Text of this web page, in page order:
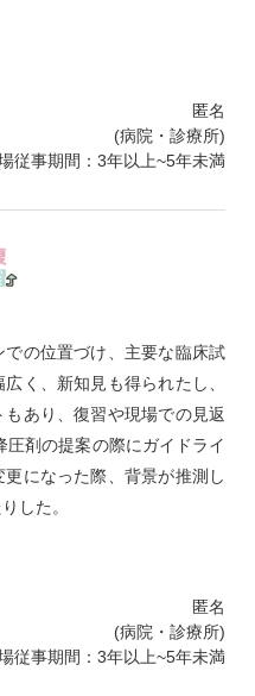
匿名
(病院・診療所)
従事期間：3年以上~5年未満
の位置づけ、主要な臨床試
く、新知見も得られたし、
あり、復習や現場での見返
圧剤の提案の際にガイドライ
になった際、背景が推測し
した。
匿名
(病院・診療所)
従事期間：3年以上~5年未満